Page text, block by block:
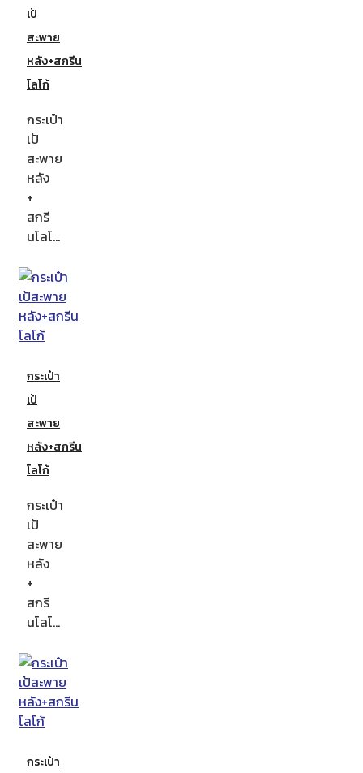
เป้
สะพาย
หลัง+สกรีน
โลโก้
กระเป๋า
เป้
สะพาย
หลัง
+
สกรี
นโลโ…
กระเป๋า
เป้
สะพาย
หลัง+สกรีน
โลโก้
กระเป๋า
เป้
สะพาย
หลัง
+
สกรี
นโลโ…
กระเป๋า